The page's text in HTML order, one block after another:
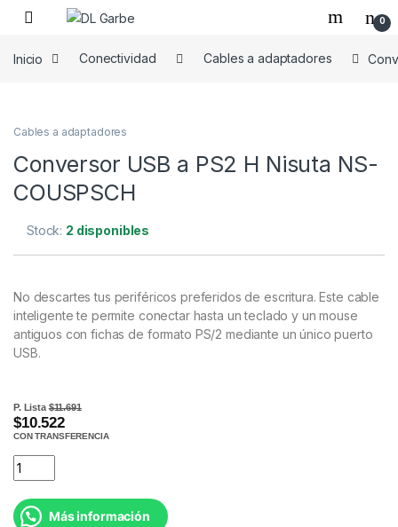
0
Inicio Conectividad Cables a adaptadores
Cables a adaptadores
Conversor USB a PS2 H Nisuta NS-
COUSPSCH
Stock: 2 disponibles
No descartes tus periféricos preferidos de escritura. Este cable
inteligente te permite conectar hasta un teclado y un mouse
antiguos con fichas de formato PS/2 mediante un único puerto
USB.
P. Lista$11.691
$10.522
CON TRANSFERENCIA
Más información